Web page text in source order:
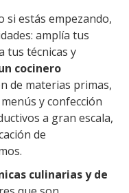
si estás empezando,
amplía tus
tus técnicas y
cocinero
de materias primas,
y confección
a gran escala,
de
culinarias y de